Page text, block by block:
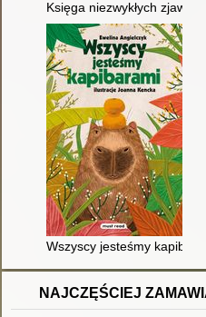
Księga niezwykłych zjawisk
Wszyscy jesteśmy
NAJCZĘŚCIEJ